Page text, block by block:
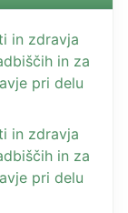
in zdravja
in za
pri delu
in zdravja
in za
pri delu